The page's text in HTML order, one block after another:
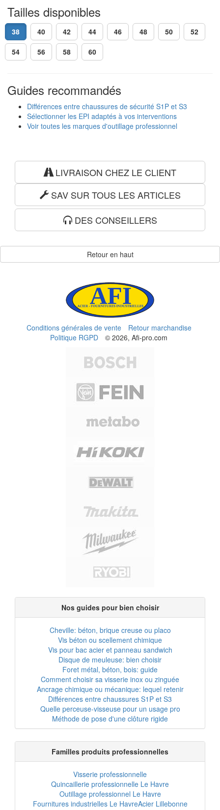
Tailles disponibles
38 40 42 44 46 48 50 52
54 56 58 60
Guides recommandés
Différences entre chaussures de sécurité S1P et S3
Sélectionner les EPI adaptés à vos interventions
Voir toutes les marques d'outillage professionnel
LIVRAISON CHEZ LE CLIENT
SAV SUR TOUS LES ARTICLES
DES CONSEILLERS
Retour en haut
Conditions générales de vente
Retour marchandise
Politique RGPD
© 2026, Afi-pro.com
Nos guides pour bien choisir
Cheville: béton, brique creuse ou placo
Vis béton ou scellement chimique
Vis pour bac acier et panneau sandwich
Disque de meuleuse: bien choisir
Foret métal, béton, bois: guide
Comment choisir sa visserie inox ou zinguée
Ancrage chimique ou mécanique: lequel retenir
Différences entre chaussures S1P et S3
Quelle perceuse-visseuse pour un usage pro
Méthode de pose d'une clôture rigide
Familles produits professionnelles
Visserie professionnelle
Quincaillerie professionnelle Le Havre
Outillage professionnel Le Havre
Fournitures industrielles Le HavreAcier Lillebonne